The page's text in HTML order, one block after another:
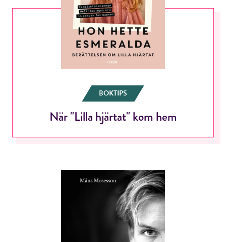
BOKTIPS
När "Lilla hjärtat" kom hem